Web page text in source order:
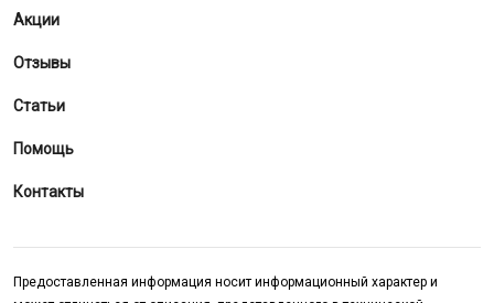
Акции
Отзывы
Статьи
Помощь
Контакты
Предоставленная информация носит информационный характер и